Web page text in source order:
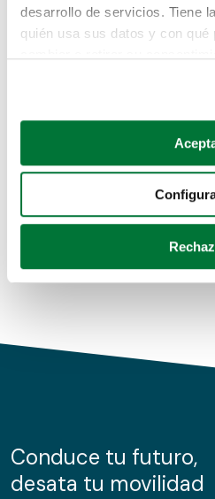
desarrollo de servicios. Tiene
quién usa sus datos y con qué
Si lo permite, también
Recopilar información
Identificar su dispositivo
para buscar
Obtenga más información
de cookies.
información sobre el uso que
nuestros partners de redes
Pero puedes encontrar el
buscando en alguno de
Coches de segunda mano
Coches de km0
Conduce tu futuro,
desata tu movilidad